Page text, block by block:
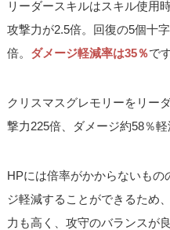
リーダースキルはスキル使用
攻撃力が2.5倍。回復の5個十
倍。 ダメージ軽減率は35％で
クリスマスグレモリーをリー
撃力225倍、ダメージ約58％軽
HPには倍率がかからないも
ジ軽減することができるため
力も高く、攻守のバランスが